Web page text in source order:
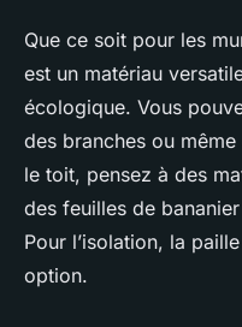
Que ce soit pour les
est un matériau
écologique. Vous
des branches ou
le toit, pensez à des
des feuilles de
Pour l’isolation, la
option.